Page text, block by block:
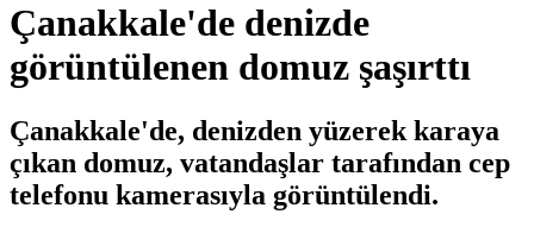
Çanakkale'de denizde
görüntülenen domuz şaşırttı
Çanakkale'de, denizden yüzerek karaya
çıkan domuz, vatandaşlar tarafından cep
telefonu kamerasıyla görüntülendi.